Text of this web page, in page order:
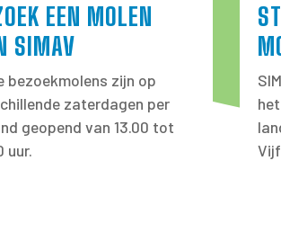
EEN MOLEN
SIMAV
bezoekmolens zijn op
zaterdagen per
geopend van 13.00 tot
uur.